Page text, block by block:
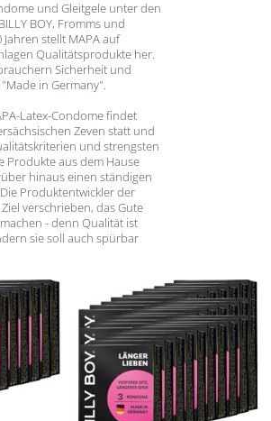
und Gleitgele unter den
BOY, Fromms und
stellt MAPA auf
Qualitätsprodukte her.
Sicherheit und
in Germany".
Latex-Condome findet
Zeven statt und
und strengsten
Produkte aus dem Hause
hinaus einen ständigen
Produktentwickler der
verschrieben, das Gute
- denn Qualität ist
sie soll auch spürbar